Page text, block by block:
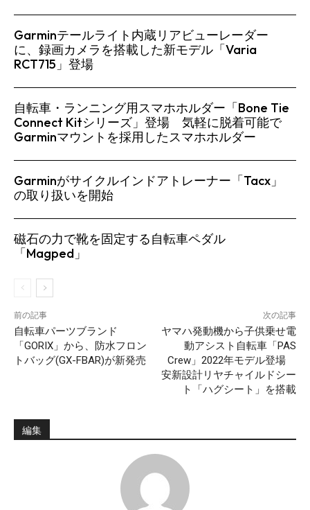
Garminテールライト内蔵リアビューレーダー
に、録画カメラを搭載した新モデル「Varia
RCT715」登場
自転車・ランニング用スマホホルダー「Bone Tie
Connect Kitシリーズ」登場 気軽に脱着可能で
Garminマウントを採用したスマホホルダー
Garminがサイクルインドアトレーナー「Tacx」
の取り扱いを開始
磁石の力で靴を固定する自転車ペダル
「Magped」
前の記事
自転車パーツブランド
「GORIX」から、防水フロン
トバッグ(GX-FBAR)が新発売
次の記事
ヤマハ発動機から子供乗せ電
動アシスト自転車「PAS
Crew」2022年モデル登場
安新設計リヤチャイルドシー
ト「ハグシート」を搭載
編集